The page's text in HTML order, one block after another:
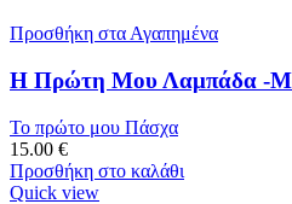
Προσθήκη στα Αγαπημένα
Η Πρώτη Μου Λαμπάδα -
Το πρώτο μου Πάσχα
15.00 €
Προσθήκη στο καλάθι
Quick view